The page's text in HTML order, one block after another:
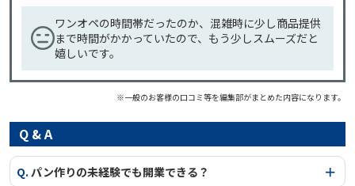
ワンオペの時間帯だったのか、混雑時に少し商品提供
まで時間がかかっていたので、もう少しスムーズだと
嬉しいです。
※一般のお客様の口コミ等を編集部がまとめた内容になります。
Q & A
Q. パン作りの未経験でも開業できる？